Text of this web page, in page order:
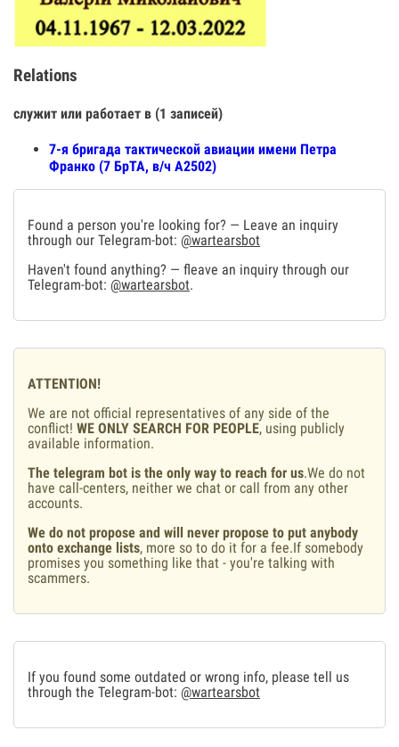
Relations
служит или работает в (1 записей)
7-я бригада тактической авиации имени Петра
Франко (7 БрТА, в/ч А2502)
Found a person you're looking for? — Leave an inquiry
through our Telegram-bot: @wartearsbot
Haven't found anything? — fleave an inquiry through our
Telegram-bot: @wartearsbot.
ATTENTION!
We are not official representatives of any side of the
conflict! WE ONLY SEARCH FOR PEOPLE, using publicly
available information.
The telegram bot is the only way to reach for us.We do not
have call-centers, neither we chat or call from any other
accounts.
We do not propose and will never propose to put anybody
onto exchange lists, more so to do it for a fee.If somebody
promises you something like that - you're talking with
scammers.
If you found some outdated or wrong info, please tell us
through the Telegram-bot: @wartearsbot